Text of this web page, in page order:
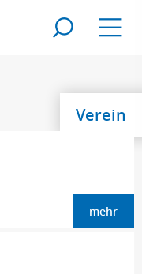
Zur Suche
Verein
mehr